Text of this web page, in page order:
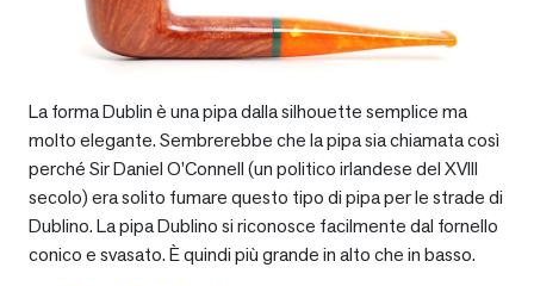
La forma Dublin è una pipa dalla silhouette semplice ma
molto elegante. Sembrerebbe che la pipa sia chiamata così
perché Sir Daniel O’Connell (un politico irlandese del XVIII
secolo) era solito fumare questo tipo di pipa per le strade di
Dublino. La pipa Dublino si riconosce facilmente dal fornello
conico e svasato. È quindi più grande in alto che in basso.